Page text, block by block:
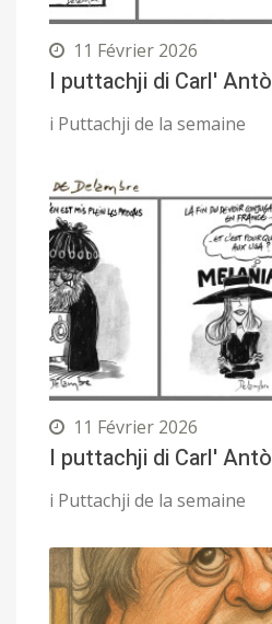
11 Février 2026
I puttachji di Carl' Antò
i Puttachji de la semaine
11 Février 2026
I puttachji di Carl' Antò
i Puttachji de la semaine